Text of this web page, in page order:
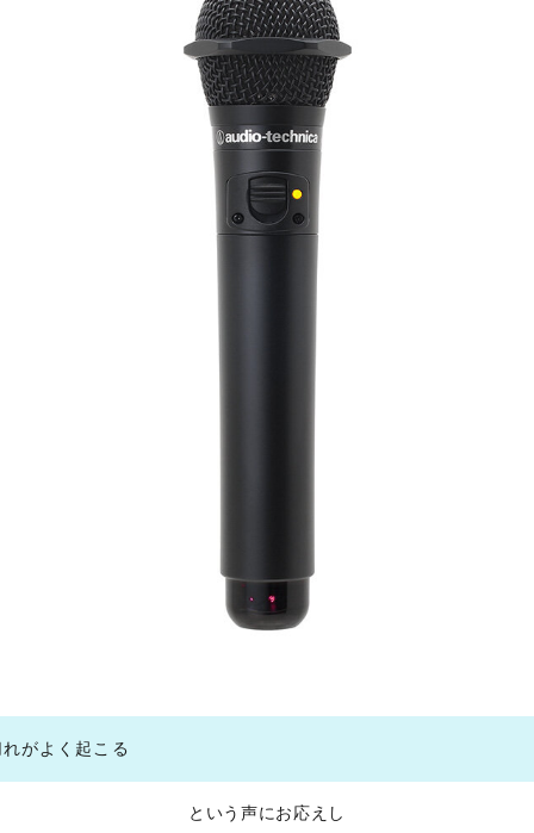
がよく起こる
という声にお応えし